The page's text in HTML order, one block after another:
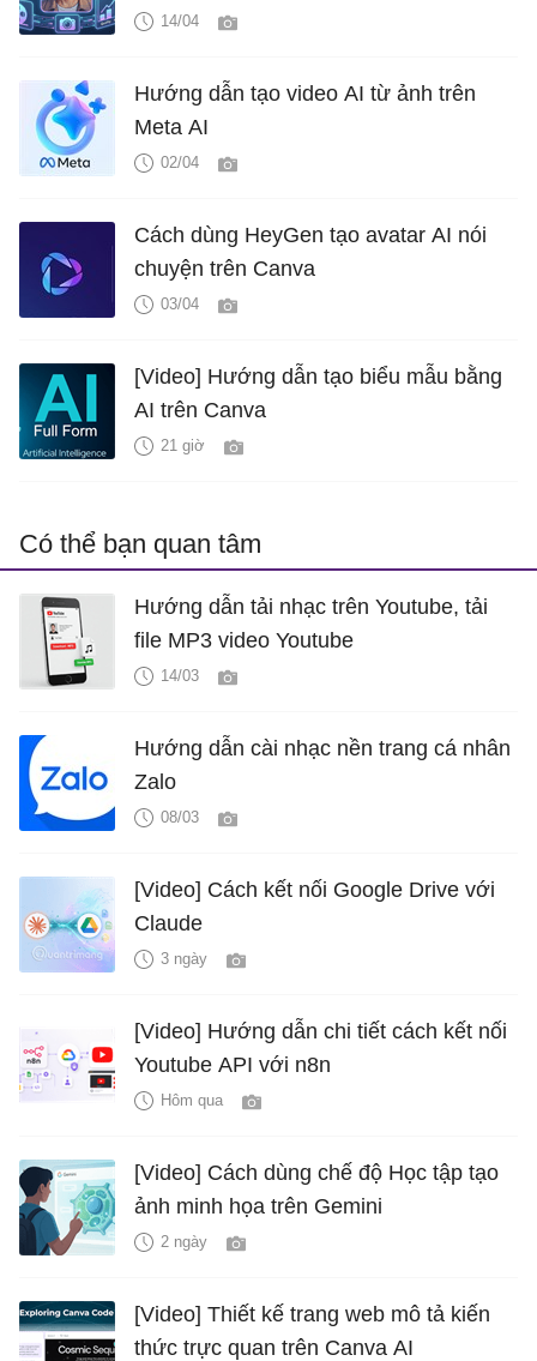
14/04
Hướng dẫn tạo video AI từ ảnh trên
Meta AI
02/04
Cách dùng HeyGen tạo avatar AI nói
chuyện trên Canva
03/04
[Video] Hướng dẫn tạo biểu mẫu bằng
AI trên Canva
21 giờ
Có thể bạn quan tâm
Hướng dẫn tải nhạc trên Youtube, tải
file MP3 video Youtube
14/03
Hướng dẫn cài nhạc nền trang cá nhân
Zalo
08/03
[Video] Cách kết nối Google Drive với
Claude
3 ngày
[Video] Hướng dẫn chi tiết cách kết nối
Youtube API với n8n
Hôm qua
[Video] Cách dùng chế độ Học tập tạo
ảnh minh họa trên Gemini
2 ngày
[Video] Thiết kế trang web mô tả kiến
thức trực quan trên Canva AI